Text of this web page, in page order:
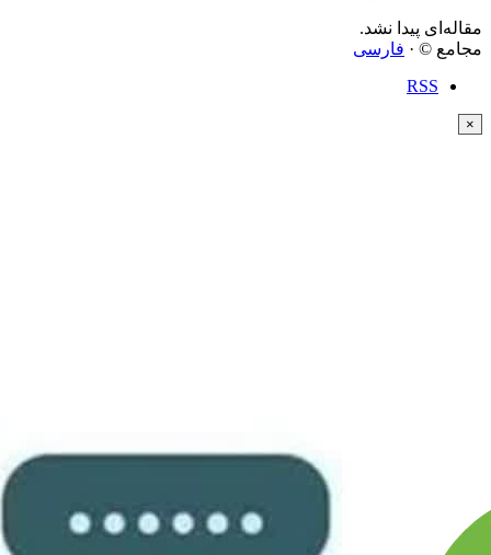
مقاله‌ای پیدا نشد.
مجامع © · فارسی
RSS
×